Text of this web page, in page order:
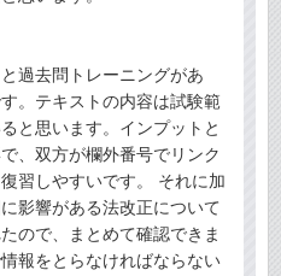
過去問トレーニングがあ
。テキストの内容は試験範
と思います。インプットと
、双方が欄外番号でリンク
習しやすいです。 それに加
影響がある法改正について
ので、まとめて確認できま
報をとらなければならない